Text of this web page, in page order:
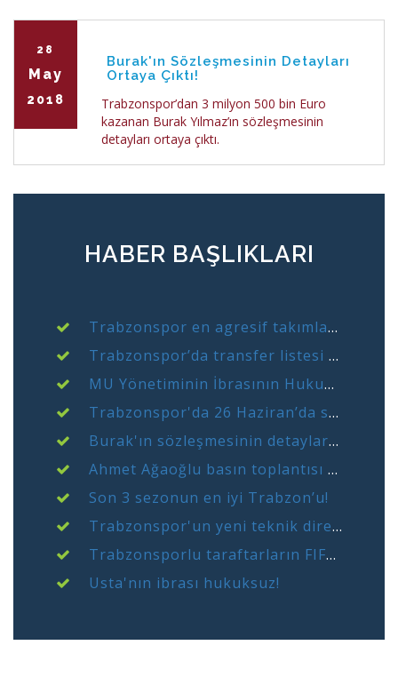
28
May
2018
Burak'ın Sözleşmesinin Detayları
Ortaya Çıktı!
Trabzonspor’dan 3 milyon 500 bin Euro
kazanan Burak Yılmaz’ın sözleşmesinin
detayları ortaya çıktı.
HABER BAŞLIKLARI
Trabzonspor en agresif takımlardan.
Trabzonspor’da transfer listesi kabarık
MU Yönetiminin İbrasının Hukuksuzluğu Trabzonspor Tüzük Kongresinde Konuşuldu
Trabzonspor'da 26 Haziran’da sezon açılıyor
Burak'ın sözleşmesinin detayları ortaya çıktı!
Ahmet Ağaoğlu basın toplantısı düzenleyecek
Son 3 sezonun en iyi Trabzon’u!
Trabzonspor'un yeni teknik direktörü açıklanacak
Trabzonsporlu taraftarların FIFA önündeki eyleminde 53. gün
Usta'nın ibrası hukuksuz!